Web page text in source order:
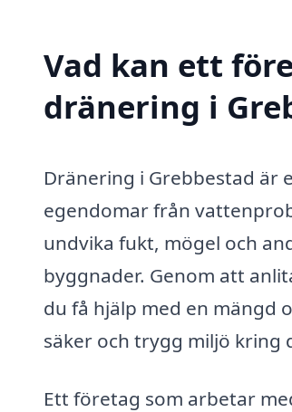
Vad kan ett
dränering i
Dränering i Grebbestad är
egendomar från
undvika fukt, mögel och
byggnader. Genom att
du få hjälp med en mängd
säker och trygg miljö kring
Ett företag som arbetar